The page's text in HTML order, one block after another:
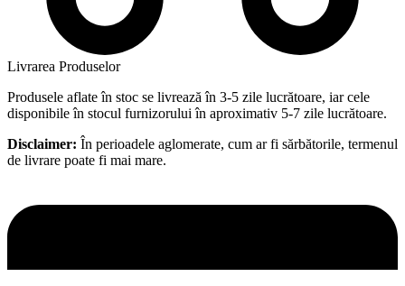
Livrarea Produselor
Produsele aflate în stoc se livrează în 3-5 zile lucrătoare, iar cele
disponibile în stocul furnizorului în aproximativ 5-7 zile lucrătoare.
Disclaimer: În perioadele aglomerate, cum ar fi sărbătorile, termenul
de livrare poate fi mai mare.